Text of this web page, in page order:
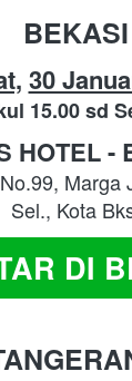
BEKASI
30
15.00 sd
HOTEL -
Marga
Sel., Kota
DI